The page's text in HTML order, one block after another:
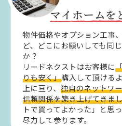
マイホームを
物件価格やオプション工事
ど、どこにお願いしても同
か？
リードネクストはお客様に
りも安く」購入して頂ける
上に亘り、独自のネットワ
信頼関係を築き上げてきま
トで買ってよかった」と思
尽力して参ります。